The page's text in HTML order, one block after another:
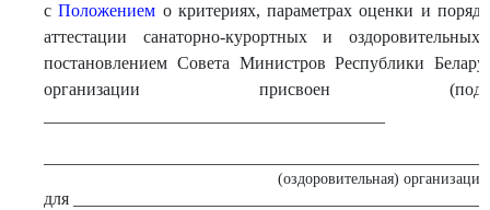
сПоложением о критериях, параметрах оценки и
аттестации санаторно-курортных и
постановлением Совета Министров Республики
организации присвоен
(оздоровительная)
для